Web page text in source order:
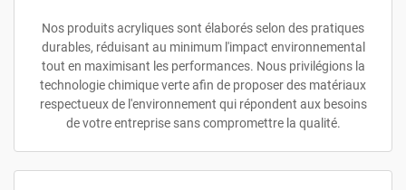
Nos produits acryliques sont élaborés selon des pratiques
durables, réduisant au minimum l'impact environnemental
tout en maximisant les performances. Nous privilégions la
technologie chimique verte afin de proposer des matériaux
respectueux de l'environnement qui répondent aux besoins
de votre entreprise sans compromettre la qualité.